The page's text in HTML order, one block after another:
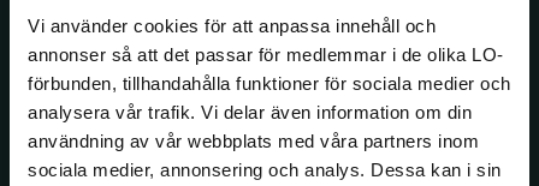
Vi använder cookies för att anpassa innehåll och
annonser så att det passar för medlemmar i de olika LO-
förbunden, tillhandahålla funktioner för sociala medier och
analysera vår trafik. Vi delar även information om din
användning av vår webbplats med våra partners inom
sociala medier, annonsering och analys. Dessa kan i sin